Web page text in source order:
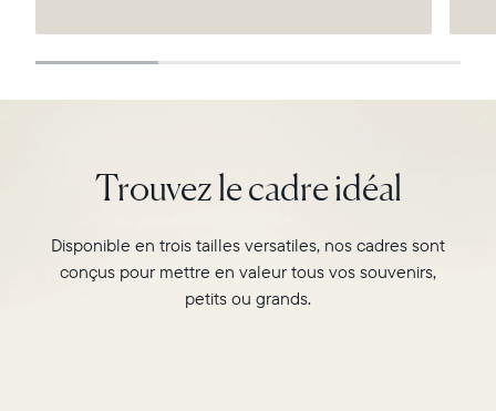
Continuer
Trouvez le cadre idéal
Disponible en trois tailles versatiles, nos cadres sont
conçus pour mettre en valeur tous vos souvenirs,
petits ou grands.